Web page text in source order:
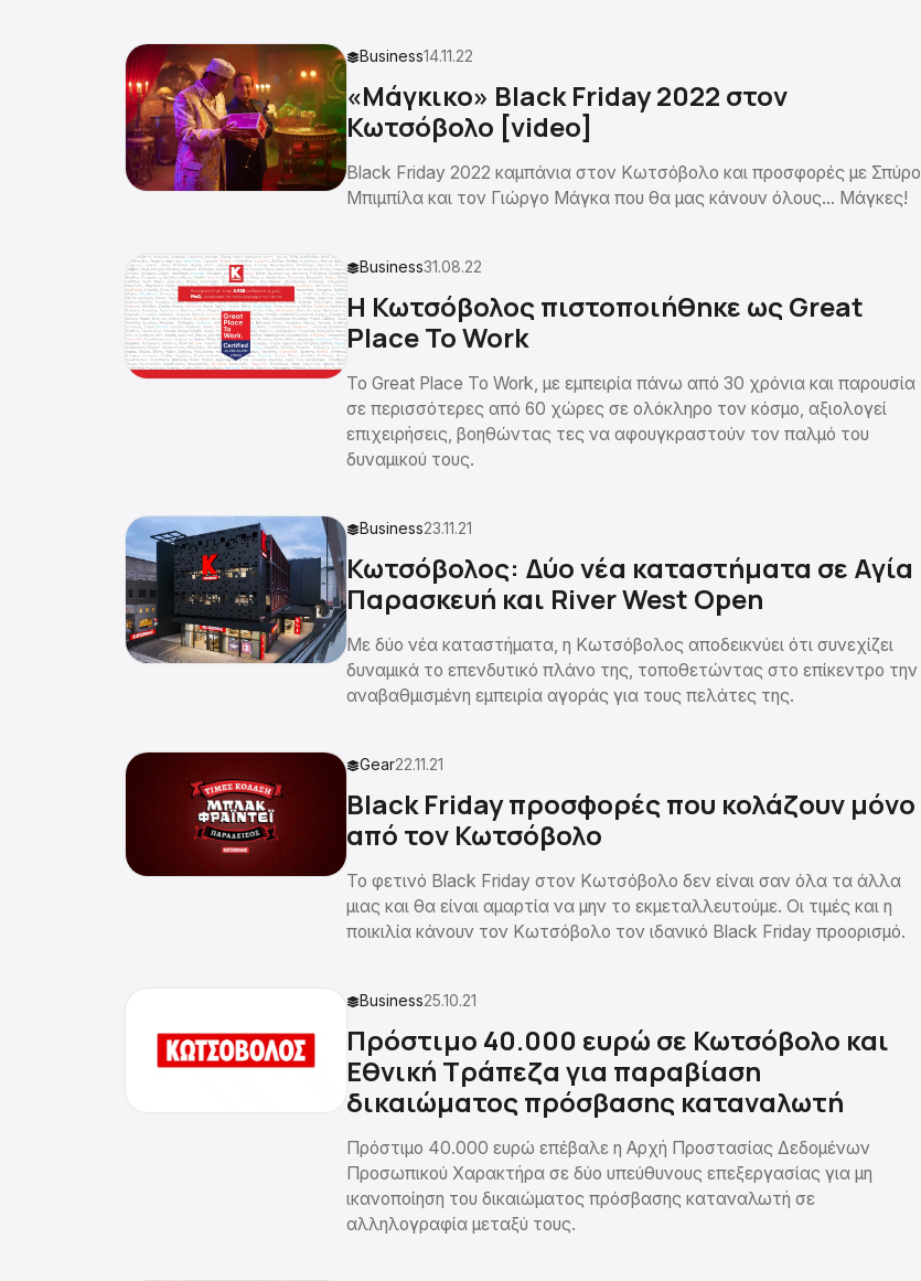
Business14.11.22
«Μάγκικο» Black Friday 2022 στον
Κωτσόβολο [video]
Black Friday 2022 καμπάνια στον Κωτσόβολο και προσφορές με Σπύρο
Μπιμπίλα και τον Γιώργο Μάγκα που θα μας κάνουν όλους… Μάγκες!
Business31.08.22
H Κωτσόβολος πιστοποιήθηκε ως Great
Place To Work
Το Great Place To Work, με εμπειρία πάνω από 30 χρόνια και παρουσία
σε περισσότερες από 60 χώρες σε ολόκληρο τον κόσμο, αξιολογεί
επιχειρήσεις, βοηθώντας τες να αφουγκραστούν τον παλμό του
δυναμικού τους.
Business23.11.21
Κωτσόβολος: Δύο νέα καταστήματα σε Αγία
Παρασκευή και River West Open
Με δύο νέα καταστήματα, η Κωτσόβολος αποδεικνύει ότι συνεχίζει
δυναμικά το επενδυτικό πλάνο της, τοποθετώντας στο επίκεντρο την
αναβαθμισμένη εμπειρία αγοράς για τους πελάτες της.
Gear22.11.21
Black Friday προσφορές που κολάζουν μόνο
από τον Κωτσόβολο
Το φετινό Black Friday στον Κωτσόβολο δεν είναι σαν όλα τα άλλα
μιας και θα είναι αμαρτία να μην το εκμεταλλευτούμε. Οι τιμές και η
ποικιλία κάνουν τον Κωτσόβολο τον ιδανικό Black Friday προορισμό.
Business25.10.21
Πρόστιμο 40.000 ευρώ σε Κωτσόβολο και
Εθνική Τράπεζα για παραβίαση
δικαιώματος πρόσβασης καταναλωτή
Πρόστιμο 40.000 ευρώ επέβαλε η Αρχή Προστασίας Δεδομένων
Προσωπικού Χαρακτήρα σε δύο υπεύθυνους επεξεργασίας για μη
ικανοποίηση του δικαιώματος πρόσβασης καταναλωτή σε
αλληλογραφία μεταξύ τους.